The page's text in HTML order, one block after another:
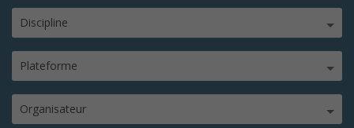
Discipline
Plateforme
Organisateur